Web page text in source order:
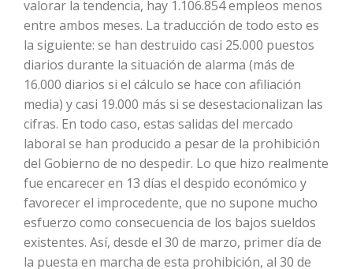
valorar la tendencia, hay 1.106.854 empleos menos
entre ambos meses. La traducción de todo esto es
la siguiente: se han destruido casi 25.000 puestos
diarios durante la situación de alarma (más de
16.000 diarios si el cálculo se hace con afiliación
media) y casi 19.000 más si se desestacionalizan las
cifras. En todo caso, estas salidas del mercado
laboral se han producido a pesar de la prohibición
del Gobierno de no despedir. Lo que hizo realmente
fue encarecer en 13 días el despido económico y
favorecer el improcedente, que no supone mucho
esfuerzo como consecuencia de los bajos sueldos
existentes. Así, desde el 30 de marzo, primer día de
la puesta en marcha de esta prohibición, al 30 de